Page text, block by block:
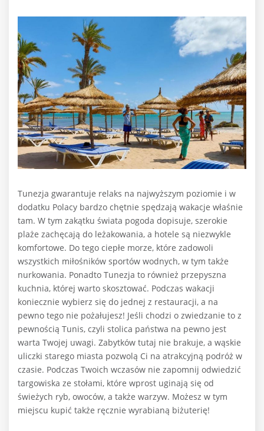
Tunezja gwarantuje relaks na najwyższym poziomie i w
dodatku Polacy bardzo chętnie spędzają wakacje właśnie
tam. W tym zakątku świata pogoda dopisuje, szerokie
plaże zachęcają do leżakowania, a hotele są niezwykle
komfortowe. Do tego ciepłe morze, które zadowoli
wszystkich miłośników sportów wodnych, w tym także
nurkowania. Ponadto Tunezja to również przepyszna
kuchnia, której warto skosztować. Podczas wakacji
koniecznie wybierz się do jednej z restauracji, a na
pewno tego nie pożałujesz! Jeśli chodzi o zwiedzanie to z
pewnością Tunis, czyli stolica państwa na pewno jest
warta Twojej uwagi. Zabytków tutaj nie brakuje, a wąskie
uliczki starego miasta pozwolą Ci na atrakcyjną podróż w
czasie. Podczas Twoich wczasów nie zapomnij odwiedzić
targowiska ze stołami, które wprost uginają się od
świeżych ryb, owoców, a także warzyw. Możesz w tym
miejscu kupić także ręcznie wyrabianą biżuterię!